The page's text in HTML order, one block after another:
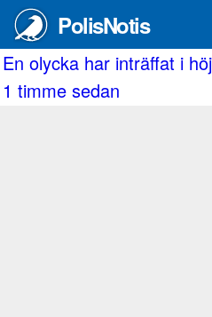
PolisNotis
En bilist är misstänkt för
2 timmar sedan